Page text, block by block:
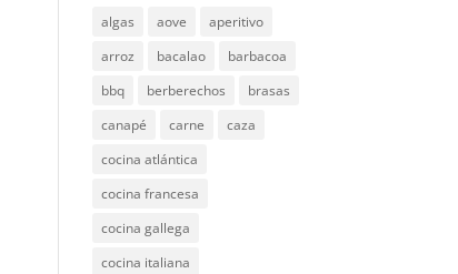
algas aove
aperitivo
arroz
bacalao
barbacoa
bbq
berberechos
brasas
canapé
carne
caza
cocina atlántica
cocina francesa
cocina gallega
cocina italiana